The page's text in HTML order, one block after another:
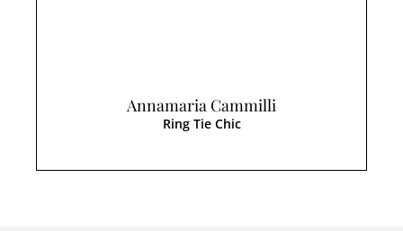
Annamaria Cammilli
Ring Tie Chic